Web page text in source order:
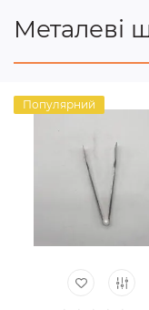
Металеві
Популярний